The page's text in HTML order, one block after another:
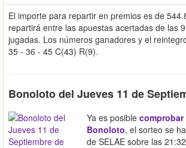
El importe para repartir en premios es de
repartirá entre las apuestas acertadas de las
jugadas. Los números ganadores y el
35 - 36 - 45 C(43) R(9).
Bonoloto del Jueves 11 de
Ya es posible
Bonoloto, el sorteo se
de SELAE sobre las